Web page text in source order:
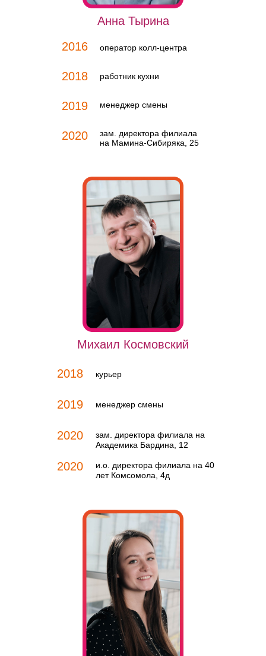
2016
2018
2019
2020
оператор колл-центра
работник кухни
менеджер смены
зам. директора филиала
на Мамина-Сибиряка, 25
курьер
менеджер смены
зам. директора филиала на
Академика Бардина, 12
и.о. директора филиала на 40
лет Комсомола, 4д
Анна Тырина
Михаил Космовский
2018
2019
2020
2020